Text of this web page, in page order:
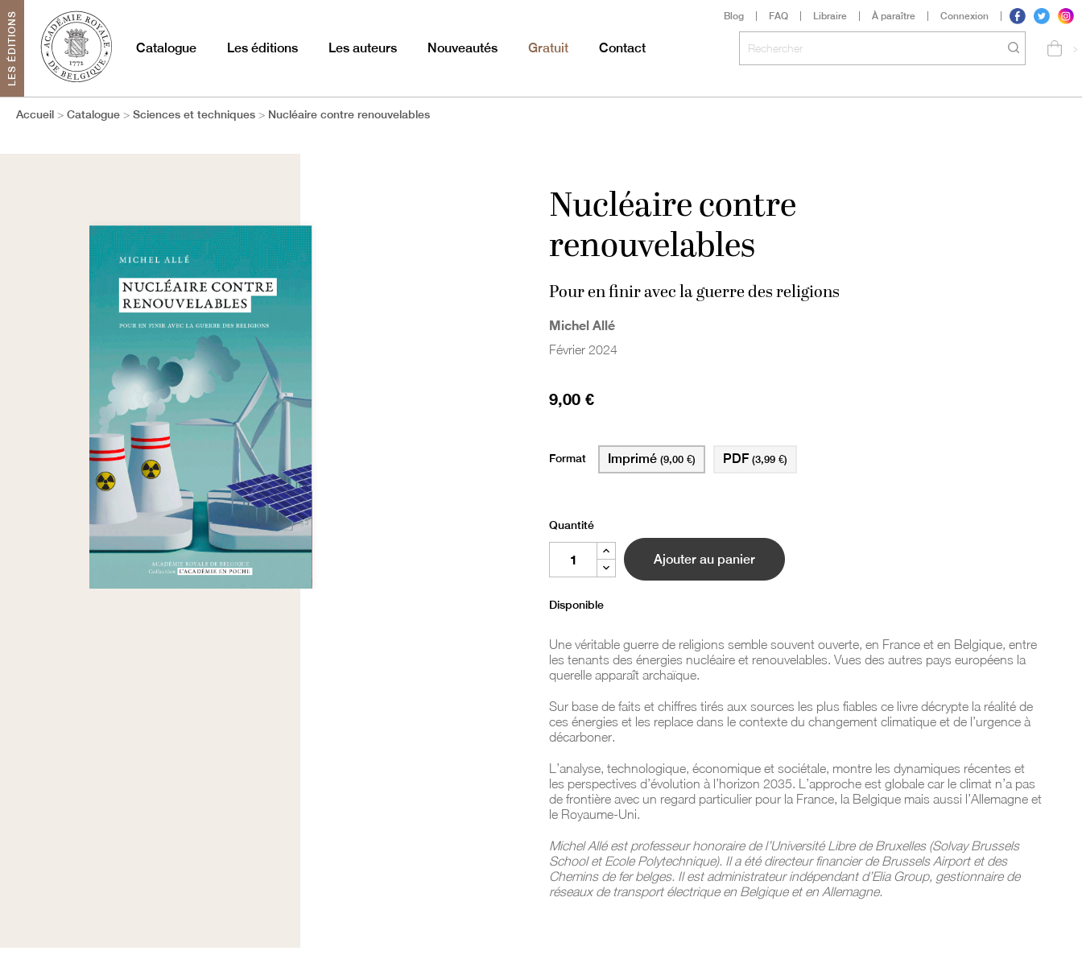
Blog FAQ Libraire À paraître Connexion
LES ÉDITIONS Catalogue Les éditions Les auteurs Nouveautés Gratuit Contact >
Accueil Catalogue Sciences et techniques Nucléaire contre renouvelables
Nucléaire contre
renouvelables
Pour en finir avec la guerre des religions
Michel Allé
Février 2024
9,00 €
Format Imprimé (9,00 €) PDF (3,99 €)
Quantité
Ajouter au panier
Disponible
Une véritable guerre de religions semble souvent ouverte, en France et en Belgique, entre
les tenants des énergies nucléaire et renouvelables. Vues des autres pays européens la
querelle apparaît archaïque.
Sur base de faits et chiffres tirés aux sources les plus fiables ce livre décrypte la réalité de
ces énergies et les replace dans le contexte du changement climatique et de l’urgence à
décarboner.
L’analyse, technologique, économique et sociétale, montre les dynamiques récentes et
les perspectives d’évolution à l’horizon 2035. L’approche est globale car le climat n’a pas
de frontière avec un regard particulier pour la France, la Belgique mais aussi l’Allemagne et
le Royaume-Uni.
Michel Allé est professeur honoraire de l’Université Libre de Bruxelles (Solvay Brussels
School et Ecole Polytechnique). Il a été directeur financier de Brussels Airport et des
Chemins de fer belges. Il est administrateur indépendant d’Elia Group, gestionnaire de
réseaux de transport électrique en Belgique et en Allemagne.